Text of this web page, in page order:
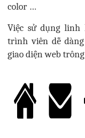
color …
Việc sử dụng linh
trình viên dễ
giao diện web